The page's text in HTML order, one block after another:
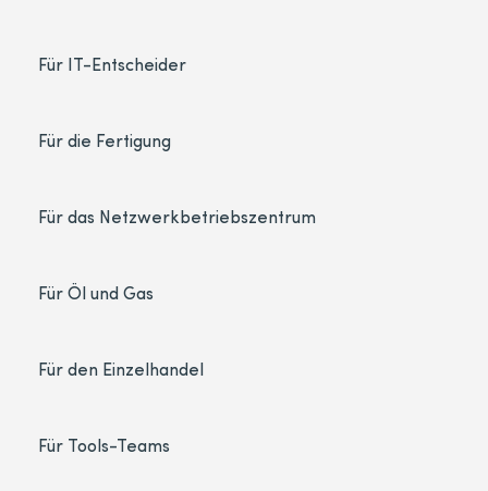
Für IT-Entscheider
Für die Fertigung
Für das Netzwerkbetriebszentrum
Für Öl und Gas
Für den Einzelhandel
Für Tools-Teams